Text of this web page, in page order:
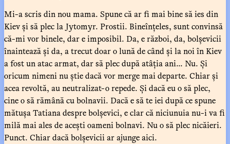
Mi-a scris din nou mama. Spune că ar fi mai bine să ies din
Kiev și să plec la Jytomyr. Prostii. Bineînțeles, sunt convinsă
că-mi vor binele, dar e imposibil. Da, e război, da, bolșevicii
înaintează și da, a trecut doar o lună de când și la noi în Kiev
a fost un atac armat, dar să plec după atâția ani... Nu. Și
oricum nimeni nu știe dacă vor merge mai departe. Chiar și
acea revoltă, au neutralizat-o repede. Și dacă eu o să plec,
cine o să rămână cu bolnavii. Dacă e să te iei după ce spune
mătușa Tatiana despre bolșevici, e clar că niciunuia nu-i va fi
milă mai ales de acești oameni bolnavi. Nu o să plec nicăieri.
Punct. Chiar dacă bolșevicii ar ajunge aici.